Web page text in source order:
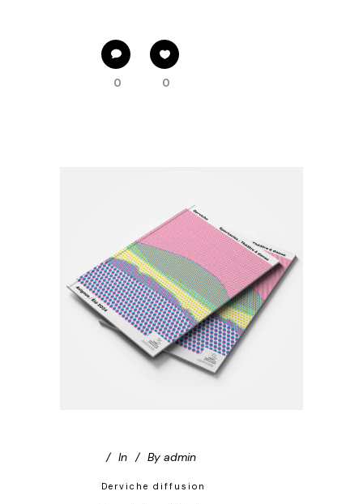
0 0
In By admin
Derviche diffusion